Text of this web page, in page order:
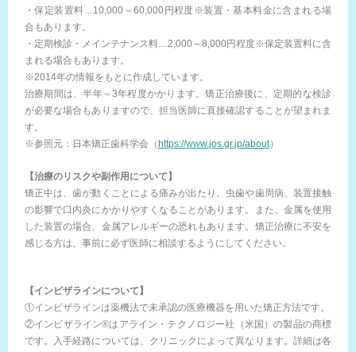
・保定装置料…10,000～60,000円程度※装置・基本料金に含まれる場
合もあります。
・定期検診・メインテナンス料…2,000～8,000円程度※保定装置料に含
まれる場合もあります。
※2014年の情報をもとに作成しています。
治療期間は、半年～3年程度かかります。矯正治療後に、定期的な検診
が必要な場合もありますので、担当医師に直接確認することが望まれま
す。
※参照元：日本矯正歯科学会（ https://www.jos.gr.jp/about）
【治療のリスクや副作用について】
矯正中は、歯が動くことによる痛みが出たり、虫歯や歯周病、装置接触
の影響で口内炎にかかりやすくなることがあります。また、金属を使用
した装置の場合、金属アレルギーの恐れもあります。矯正治療に不安を
感じる方は、事前に必ず医師に相談するようにしてください。
【インビザラインについて】
①インビザラインは薬機法で未承認の医療機器を用いた矯正方法です。
②インビザライン®はアライン・テクノロジー社（米国）の製品の商標
です。入手経路については、クリニックによって異なります。詳細は各